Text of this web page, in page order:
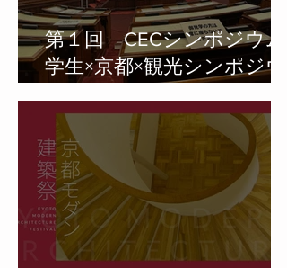
第１回 CECシンポジウム
学生×京都×観光シンポジウ
楽しむ観光へ：学生が考え
る-魅力ある京都-とは」